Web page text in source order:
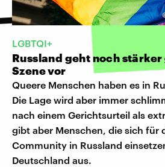
LGBTQI+
Russland geht noch
Szene vor
Queere Menschen haben es in
Die Lage wird aber immer
nach einem Gerichtsurteil als
gibt aber Menschen, die sich für
Community in Russland
Deutschland aus.